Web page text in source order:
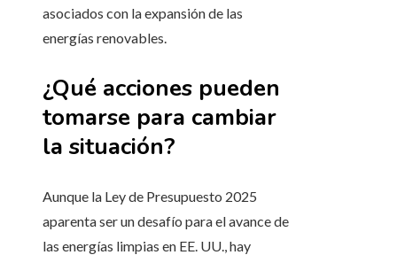
asociados con la expansión de las
energías renovables.
¿Qué acciones pueden
tomarse para cambiar
la situación?
Aunque la Ley de Presupuesto 2025
aparenta ser un desafío para el avance de
las energías limpias en EE. UU., hay